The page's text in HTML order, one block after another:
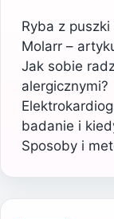
Ryba z puszki
Molarr –
Jak sobie
alergicznymi?
badanie i
Sposoby i